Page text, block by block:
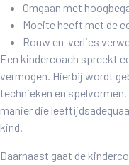
Omgaan met
Moeite heeft met de
Rouw en-verlies
Een kindercoach spreekt
vermogen. Hierbij wordt
technieken en
manier die
kind.
Daarnaast gaat de